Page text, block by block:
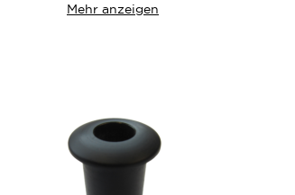
Mehr anzeigen